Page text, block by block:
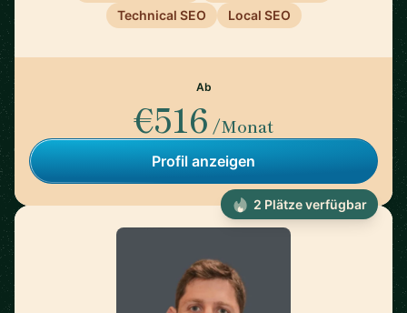
Technical SEO
Local SEO
Ab
€516 /Monat
Profil anzeigen
2 Plätze verfügbar